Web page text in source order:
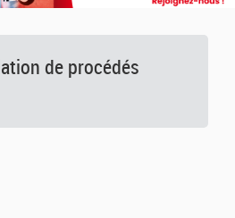
de procédés